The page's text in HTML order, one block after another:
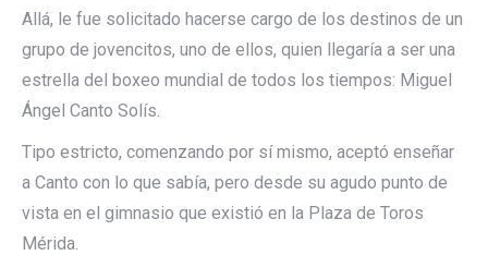
Allá, le fue solicitado hacerse cargo de los destinos de un
grupo de jovencitos, uno de ellos, quien llegaría a ser una
estrella del boxeo mundial de todos los tiempos: Miguel
Ángel Canto Solís.
Tipo estricto, comenzando por sí mismo, aceptó enseñar
a Canto con lo que sabía, pero desde su agudo punto de
vista en el gimnasio que existió en la Plaza de Toros
Mérida.